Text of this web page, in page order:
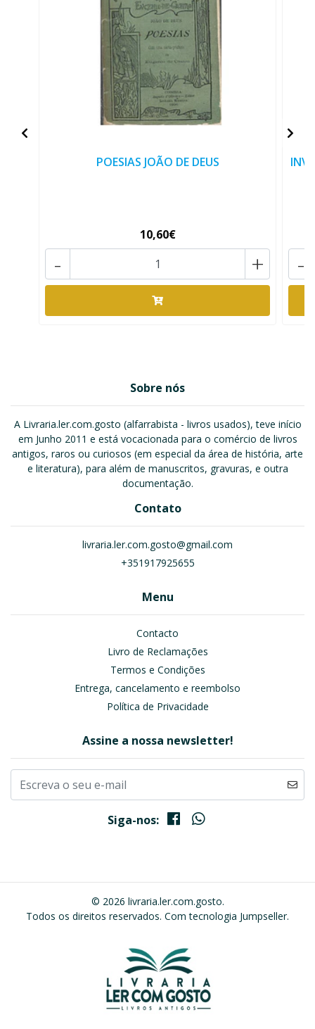
POESIAS JOÃO DE DEUS
10,60€
+
- -
Sobre nós
A Livraria.ler.com.gosto (alfarrabista - livros usados), teve início
em Junho 2011 e está vocacionada para o comércio de livros
antigos, raros ou curiosos (em especial da área de história, arte
e literatura), para além de manuscritos, gravuras, e outra
documentação.
Contato
livraria.ler.com.gosto@gmail.com
+351917925655
Menu
Contacto
Livro de Reclamações
Termos e Condições
Entrega, cancelamento e reembolso
Política de Privacidade
Assine a nossa newsletter!
Siga-nos:
© 2026 livraria.ler.com.gosto.
Todos os direitos reservados. Com tecnologia Jumpseller.